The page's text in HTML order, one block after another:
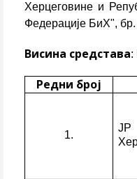
Херцеговине и
Федерације БиХ",
Висина средстава:
Редни број
1.